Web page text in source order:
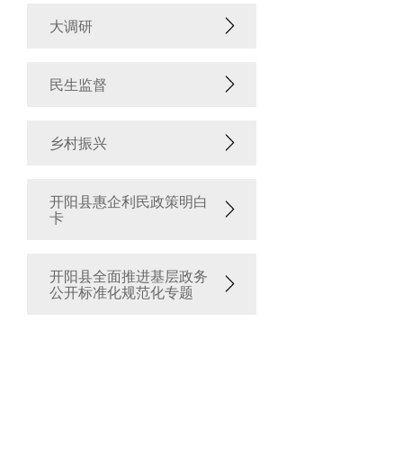
大调研
民生监督
乡村振兴
开阳县惠企利民政策明白
卡
开阳县全面推进基层政务
公开标准化规范化专题